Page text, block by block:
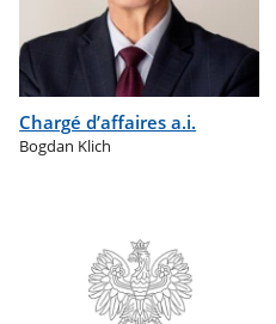
Chargé d’affaires a.i.
Bogdan Klich